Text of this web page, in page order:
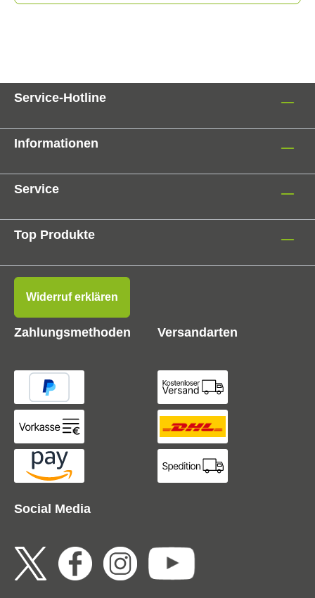
Service-Hotline
Informationen
Service
Top Produkte
Social Media
Widerruf erklären
Zahlungsmethoden Versandarten